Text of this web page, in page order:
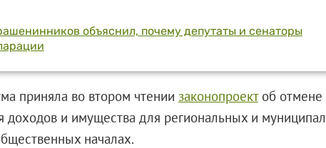
объяснил, почему депутаты и сенаторы
приняла во втором чтении законопроектоб отмене
доходов и имущества для региональных и
началах.